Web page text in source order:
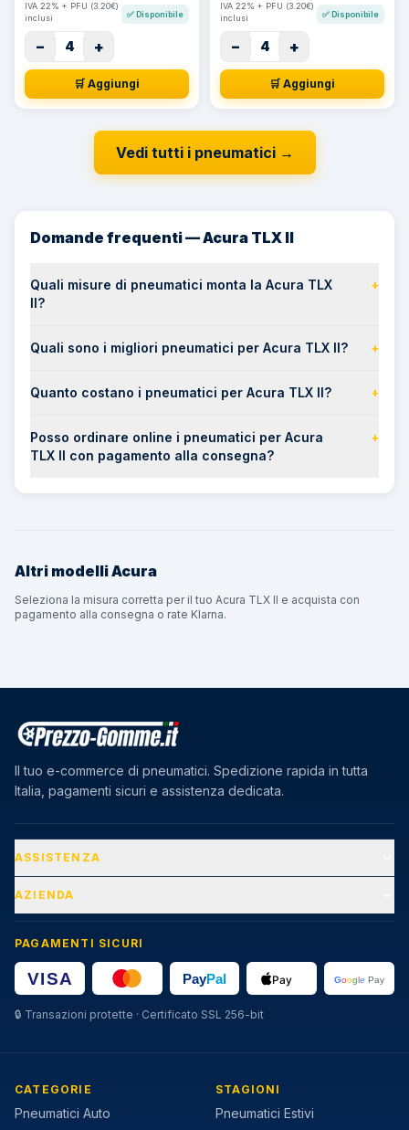
IVA 22% + PFU (3.20€)
inclusi
✅Disponibile
− 4 +
🛒 Aggiungi
IVA 22% + PFU (3.20€)
inclusi
✅Disponibile
− 4 +
🛒 Aggiungi
Vedi tutti i pneumatici→
Domande frequenti — Acura TLX II
Quali misure di pneumatici monta la Acura TLX
II?
+
Quali sono i migliori pneumatici per Acura TLX II? +
Quanto costano i pneumatici per Acura TLX II? +
Posso ordinare online i pneumatici per Acura
TLX II con pagamento alla consegna?
+
Altri modelliAcura
Seleziona la misura corretta per il tuo Acura TLX II e acquista con
pagamento alla consegna o rate Klarna.
Il tuo e-commerce di pneumatici. Spedizione rapida in tutta
Italia, pagamenti sicuri e assistenza dedicata.
ASSISTENZA
AZIENDA
PAGAMENTI SICURI
🔒 Transazioni protette · Certificato SSL 256-bit
CATEGORIE
Pneumatici Auto
STAGIONI
Pneumatici Estivi